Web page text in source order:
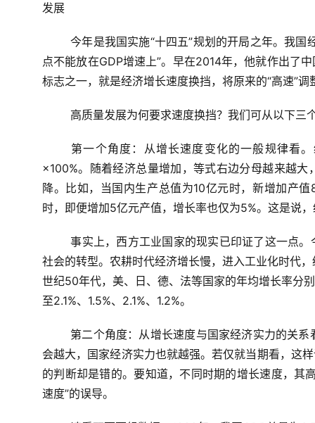
发展
今年是我国实施“十四五”规划的开局之年。我
点不能放在GDP增速上”。早在2014年，他就作出了
标志之一，就是经济增长速度换挡，将原来的“高速”调
高质量发展为何要求速度换挡？我们可从以下三
第一个角度：从增长速度变化的一般规律看
×100%。随着经济总量增加，等式右边分母越来越
降。比如，当国内生产总值为10亿元时，新增加产值
时，即便增加5亿元产值，增长率也仅为5%。这是说
事实上，西方工业国家的现实已印证了这一点
社会的转型。农耕时代经济增长慢，进入工业化时代
世纪50年代，美、日、德、法等国家的年均增长率分
至2.1%、 1.5%、 2.1%、 1.2%。
第二个角度：从增长速度与国家经济实力的关
会越大，国家经济实力也就越强。若仅就当期看，这
的判断却是错的。要知道，不同时期的增长速度，其
速度”的误导。